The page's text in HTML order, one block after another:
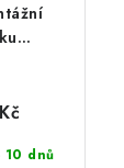
10 dnů